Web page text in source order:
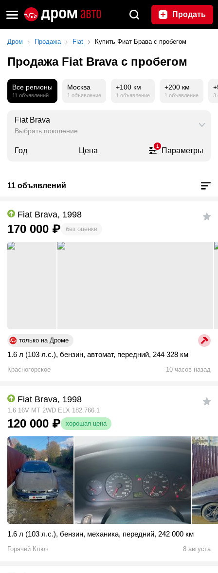
Продать
Дром Продажа Fiat Купить Фиат Брава с пробегом
Продажа Fiat Brava с пробегом
Все регионы
11 объявлений
Москва
1 объявление
+100 км
1 объявление
+200 км
1 объявление 3
Fiat Brava
Выбрать поколение
Год Цена 1 Параметры
11 объявлений
Fiat Brava, 1998
170 000 ₽ без оценки
только на Дроме
1.6 л (103 л.с.), бензин, автомат, передний, 244 328 км
Красногорское 10 часов назад
Fiat Brava, 1998
1.6 16V MT 2WD ELX 182.766.1
120 000 ₽ хорошая цена
1.6 л (103 л.с.), бензин, механика, передний, 242 000 км
Горячий Ключ 8 августа